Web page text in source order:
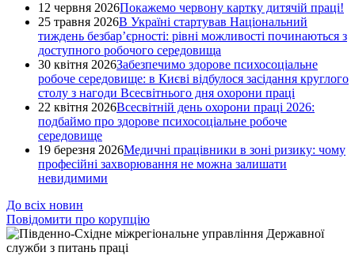
12 червня 2026Покажемо червону картку дитячій праці!
25 травня 2026В Україні стартував Національний
тиждень безбар’єрності: рівні можливості починаються з
доступного робочого середовища
30 квітня 2026Забезпечимо здорове психосоціальне
робоче середовище: в Києві відбулося засідання круглого
столу з нагоди Всесвітнього дня охорони праці
22 квітня 2026Всесвітній день охорони праці 2026:
подбаймо про здорове психосоціальне робоче
середовище
19 березня 2026Медичні працівники в зоні ризику: чому
професійні захворювання не можна залишати
невидимими
До всіх новин
Повідомити про корупцію